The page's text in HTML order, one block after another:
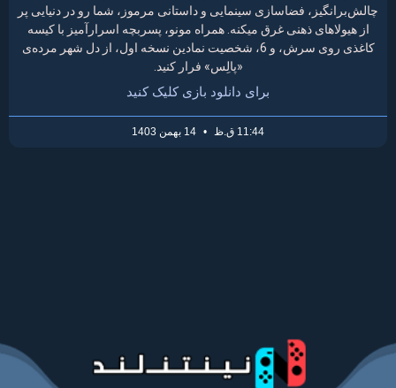
چالش‌برانگیز، فضاسازی سینمایی و داستانی مرموز، شما رو در دنیایی پر
از هیولاهای ذهنی غرق میکنه. همراه مونو، پسربچه اسرارآمیز با کیسه
کاغذی روی سرش، و 6، شخصیت نمادین نسخه اول، از دل شهر مرده‌ی
«پالِس» فرار کنید.
برای دانلود بازی کلیک کنید
11:44 ق.ظ